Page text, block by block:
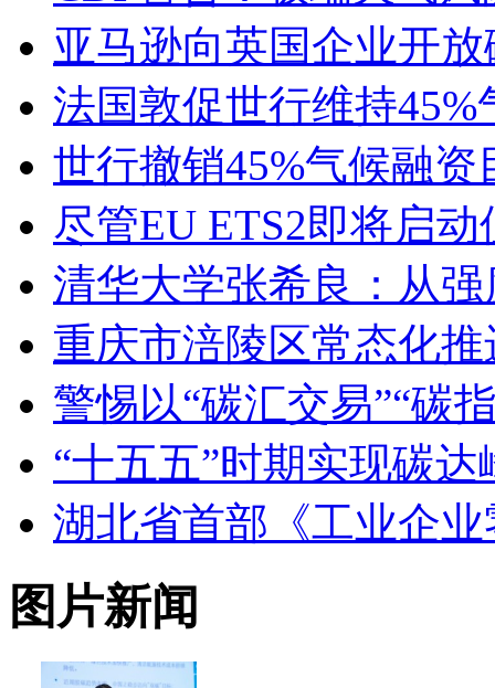
亚马逊向英国企业开
法国敦促世行维持
世行撤销45%气候融
尽管EU ETS2即将启
清华大学张希良：从
重庆市涪陵区常态化
警惕以“碳汇交易”“碳
“十五五”时期实现碳
湖北省首部《工业企
图片新闻